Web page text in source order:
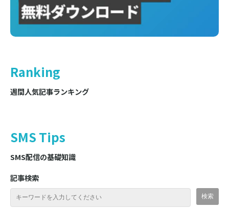
Ranking
週間人気記事ランキング
SMS Tips
SMS配信の基礎知識
記事検索